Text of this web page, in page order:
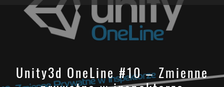
content
Unity3d OneLine #10 – Zmienne